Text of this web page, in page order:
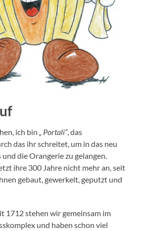
ich bin„ Portali“, das
das ihr schreitet, um in das neu
die Orangerie zu gelangen.
ihre 300 Jahre nicht mehr an, seit
gebaut, gewerkelt, geputzt und
1712 stehen wir gemeinsam im
und haben schon viel